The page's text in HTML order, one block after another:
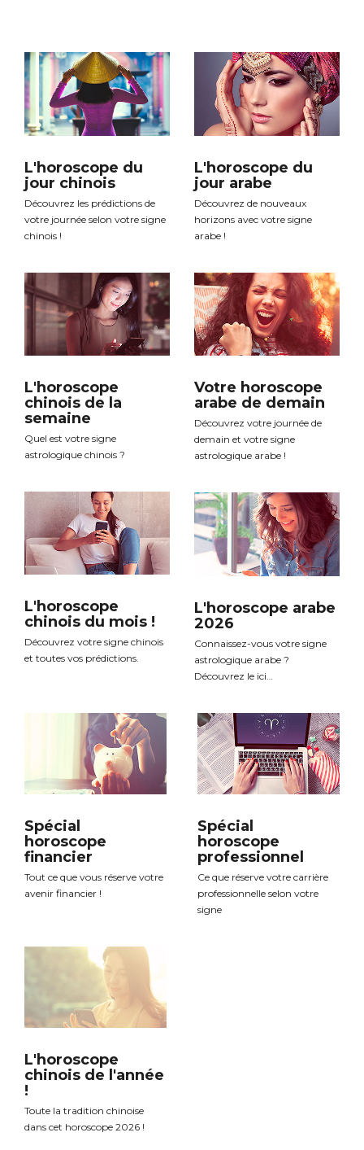
L'horoscope du
jour chinois
Découvrez les prédictions de
votre journée selon votre signe
chinois !
L'horoscope
chinois de la
semaine
Quel est votre signe
astrologique chinois ?
L'horoscope
chinois du mois !
Découvrez votre signe chinois
et toutes vos prédictions.
L'horoscope du
jour arabe
Découvrez de nouveaux
horizons avec votre signe
arabe !
Votre horoscope
arabe de demain
Découvrez votre journée de
demain et votre signe
astrologique arabe !
L'horoscope arabe
2026
Connaissez-vous votre signe
astrologique arabe ?
Découvrez le ici…
Spécial
horoscope
financier
Tout ce que vous réserve votre
avenir financier !
Spécial
horoscope
professionnel
Ce que réserve votre carrière
professionnelle selon votre
signe
L'horoscope
chinois de l'année
!
Toute la tradition chinoise
dans cet horoscope 2026 !